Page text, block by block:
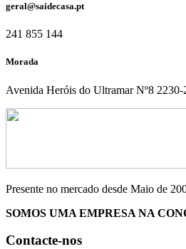
geral@saidecasa.pt
241 855 144
Morada
Avenida Heróis do Ultramar Nº8 2230-
Presente no mercado desde Maio de
SOMOS UMA EMPRESA NA
Contacte-nos